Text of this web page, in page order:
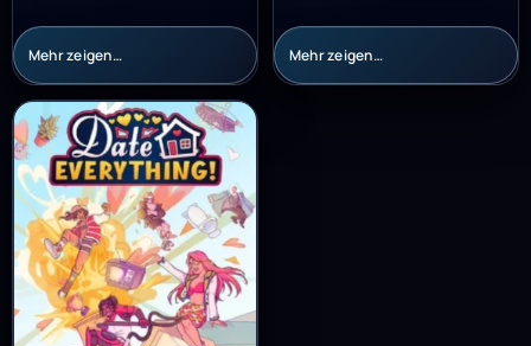
Mehr zeigen… Mehr zeigen…